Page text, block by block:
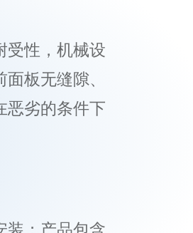
受性，机械设
板无缝隙、
恶劣的条件下